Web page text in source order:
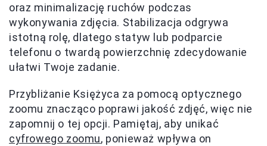
oraz minimalizację ruchów podczas
wykonywania zdjęcia. Stabilizacja odgrywa
istotną rolę, dlatego statyw lub podparcie
telefonu o twardą powierzchnię zdecydowanie
ułatwi Twoje zadanie.
Przybliżanie Księżyca za pomocą optycznego
zoomu znacząco poprawi jakość zdjęć, więc nie
zapomnij o tej opcji. Pamiętaj, aby unikać
cyfrowego zoomu, ponieważ wpływa on